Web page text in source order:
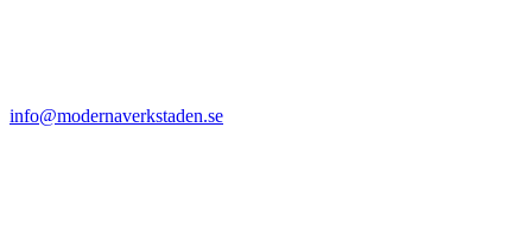
info@modernaverkstaden.se